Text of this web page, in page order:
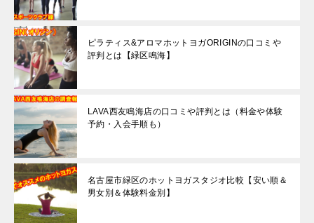
ピラティス&アロマホットヨガORIGINの口コミや
評判とは【緑区鳴海】
LAVA西友鳴海店の口コミや評判とは（料金や体験
予約・入会手順も）
名古屋市緑区のホットヨガスタジオ比較【安い順＆
男女別＆体験料金別】